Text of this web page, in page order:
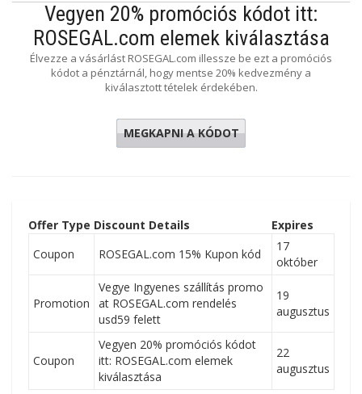
Vegyen 20% promóciós kódot itt:
ROSEGAL.com elemek kiválasztása
Élvezze a vásárlást ROSEGAL.com illessze be ezt a promóciós
kódot a pénztárnál, hogy mentse 20% kedvezmény a
kiválasztott tételek érdekében.
PARTY20
MEGKAPNI A KÓDOT
Offer Type Discount Details
Expires
Coupon
ROSEGAL.com 15% Kupon kód
17
október
Promotion
Vegye Ingyenes szállítás promo
at ROSEGAL.com rendelés
usd59 felett
19
augusztus
Coupon
Vegyen 20% promóciós kódot
itt: ROSEGAL.com elemek
kiválasztása
22
augusztus